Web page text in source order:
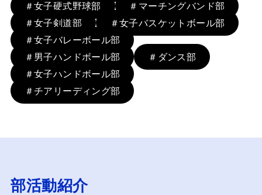
＃女子硬式野球部
＃マーチングバンド部
＃女子剣道部
＃女子バスケットボール部
＃女子バレーボール部
＃男子ハンドボール部
＃ダンス部
＃女子ハンドボール部
＃チアリーディング部
部活動紹介